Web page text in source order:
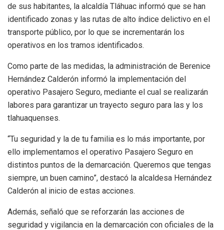
de sus habitantes, la alcaldía Tláhuac informó que se han
identificado zonas y las rutas de alto índice delictivo en el
transporte público, por lo que se incrementarán los
operativos en los tramos identificados.
Como parte de las medidas, la administración de Berenice
Hernández Calderón informó la implementación del
operativo Pasajero Seguro, mediante el cual se realizarán
labores para garantizar un trayecto seguro para las y los
tlahuaquenses.
“Tu seguridad y la de tu familia es lo más importante, por
ello implementamos el operativo Pasajero Seguro en
distintos puntos de la demarcación. Queremos que tengas
siempre, un buen camino”, destacó la alcaldesa Hernández
Calderón al inicio de estas acciones.
Además, señaló que se reforzarán las acciones de
seguridad y vigilancia en la demarcación con oficiales de la